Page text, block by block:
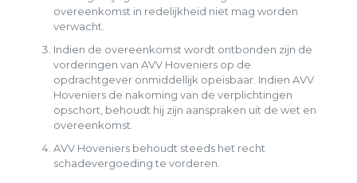
overeenkomst in redelijkheid niet mag worden
verwacht.
Indien de overeenkomst wordt ontbonden zijn de
vorderingen van AVV Hoveniers op de
opdrachtgever onmiddellijk opeisbaar. Indien AVV
Hoveniers de nakoming van de verplichtingen
opschort, behoudt hij zijn aanspraken uit de wet en
overeenkomst.
AVV Hoveniers behoudt steeds het recht
schadevergoeding te vorderen.